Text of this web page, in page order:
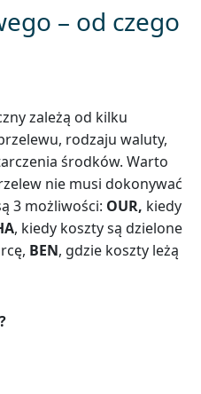
– od czego
zależą od kilku
rodzaju waluty,
środków. Warto
nie musi dokonywać
3 możliwości: OUR, kiedy
, kiedy koszty są dzielone
BEN, gdzie koszty leżą